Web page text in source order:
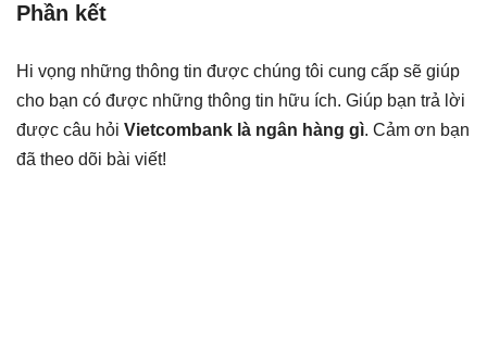
Phần kết
Hi vọng những thông tin được chúng tôi cung cấp sẽ giúp
cho bạn có được những thông tin hữu ích. Giúp bạn trả lời
được câu hỏi Vietcombank là ngân hàng gì. Cảm ơn bạn
đã theo dõi bài viết!